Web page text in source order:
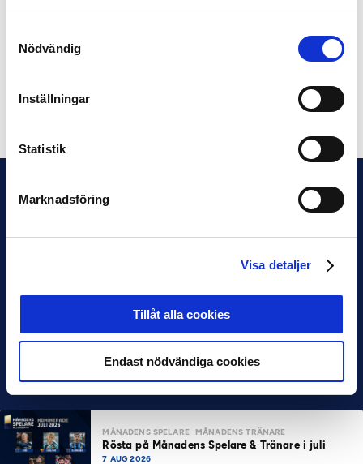
Nödvändig
Inställningar
Statistik
Marknadsföring
Visa detaljer
Tillåt alla cookies
Endast nödvändiga cookies
Västerås SK 9512 åskådare
Mål per match i Allsvenskan: 2.27
Dela på Facebook Dela på Twitter
MÅNADENS SPELARE MÅNADENS TRÄNARE
Rösta på Månadens Spelare & Tränare i juli
7 AUG 2026